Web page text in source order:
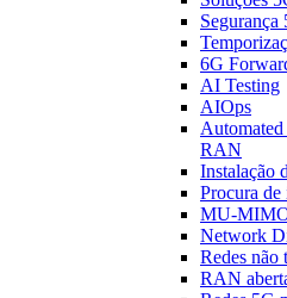
Segurança
6G
AI Testing
AIOps
RAN
Instalação
Procura de
MU-
Network
Redes não
RAN